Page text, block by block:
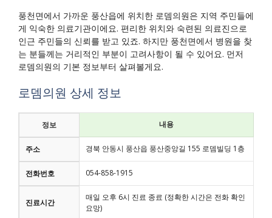
풍천면에서 가까운 풍산읍에 위치한 로뎀의원은 지역 주민들에
게 익숙한 의료기관이에요. 편리한 위치와 숙련된 의료진으로
인근 주민들의 신뢰를 받고 있죠. 하지만 풍천면에서 병원을 찾
는 분들께는 거리적인 부분이 고려사항이 될 수 있어요. 먼저
로뎀의원의 기본 정보부터 살펴볼게요.
로뎀의원 상세 정보
정보 내용
주소 경북 안동시 풍산읍 풍산중앙길 155 로뎀빌딩 1층
전화번호 054-858-1915
진료시간
매일 오후 6시 진료 종료 (정확한 시간은 전화 확인
요망)